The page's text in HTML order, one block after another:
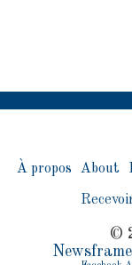
À propos About
©